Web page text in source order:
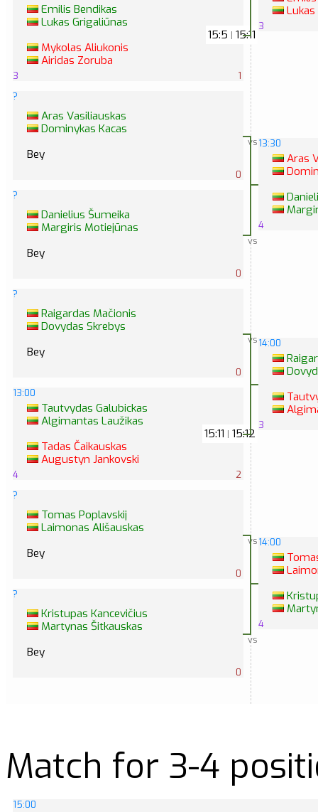
Emilis Bendikas
Lukas Grigaliūnas
15:5 | 15:11
Mykolas Aliukonis
Airidas Zoruba
3
1
?
Aras Vasiliauskas
Dominykas Kacas
vs
Bey
0
?
Danielius Šumeika
Margiris Motiejūnas
vs
Bey
0
?
Raigardas Mačionis
Dovydas Skrebys
vs
Bey
0
13:00
Tautvydas Galubickas
Algimantas Laužikas
15:11 | 15:12
Tadas Čaikauskas
Augustyn Jankovski
4
2
?
Tomas Poplavskij
Laimonas Ališauskas
vs
Bey
0
?
Kristupas Kancevičius
Martynas Šitkauskas
vs
Bey
0
3
13:30
Aras
4
14:00
3
14:00
4
Match for 3-4
15:00